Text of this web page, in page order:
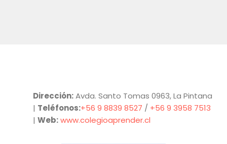
Dirección:Avda. Santo Tomas 0963, La Pintana
| Teléfonos:+56 9 8839 8527 / +56 9 3958 7513
| Web:www.colegioaprender.cl